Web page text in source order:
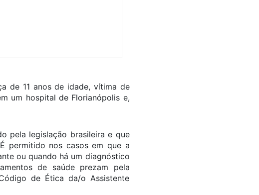
de 11 anos de idade, vítima de
um hospital de Florianópolis e,
pela legislação brasileira e que
permitido nos casos em que a
ou quando há um diagnóstico
de saúde prezam pela
de Ética da/o Assistente